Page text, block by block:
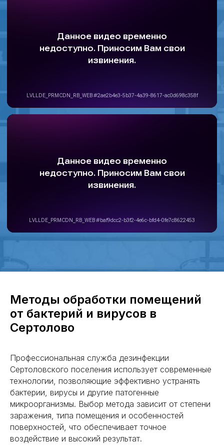
Методы обработки помещений
от бактерий и вирусов в
Сертолово
Профессиональная служба дезинфекции
Сертоловского поселения использует современные
технологии, позволяющие эффективно устранять
бактерии, вирусы и другие патогенные
микроорганизмы. Выбор метода зависит от степени
заражения, типа помещения и особенностей
поверхностей, что обеспечивает точное
воздействие и высокий результат.
и ни к чему вас не обязывает
соглашением и политикой конфиденциальности
РАБОТАЕМ ПО ВСЕЙ
Всеволожск
Сертолово
Сосновый
Бор
Кириши
Коммунар
Отрадное
Никольское
Пушкин